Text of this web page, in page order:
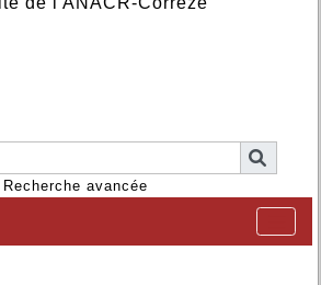
Recherche avancée